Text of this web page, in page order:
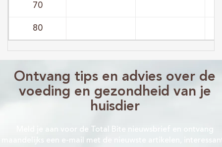
70
80
Ontvang tips en advies over de
voeding en gezondheid van je
huisdier
Meld je aan voor de Total Bite nieuwsbrief en ontvang
maandelijks een e-mail met de nieuwste artikelen,